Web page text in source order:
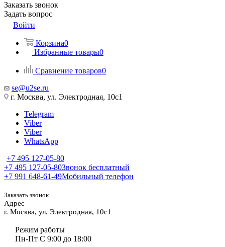
Заказать звонок
Задать вопрос
Войти
Корзина0
Избранные товары0
Сравнение товаров0
se@u2se.ru
г. Москва, ул. Электродная, 10с1
Telegram
Viber
Viber
WhatsApp
+7 495 127-05-80
+7 495 127-05-80Звонок бесплатный
+7 991 648-61-49Мобильный телефон
Заказать звонок
Адрес
г. Москва, ул. Электродная, 10с1
Режим работы
Пн-Пт С 9:00 до 18:00